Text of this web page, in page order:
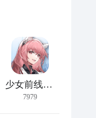
少女前线：云图计划
7979